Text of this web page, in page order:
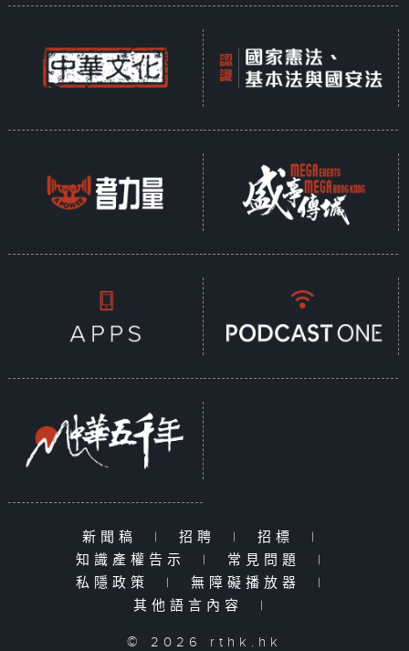
新聞稿 | 招聘 | 招標
|
知識產權告示
| 常見問題
|
私隱政策
| 無障礙播放器
|
其他語言內容
|
© 2026 rthk.hk